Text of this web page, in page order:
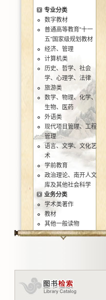
专业分类
数字教材
普通高等教育“十一
五”国家级规划教材
经济、管理
计算机类
历史、哲学、社会
学、心理学、法律
旅游类
数学、物理、化学、
生物、医药
外语类
现代项目管理、工程
管理
语言、文学、文化艺
术
学前教育
政治理论、南开人文
库及其他社会科学
业务分类
学术类著作
教材
其他一般读物